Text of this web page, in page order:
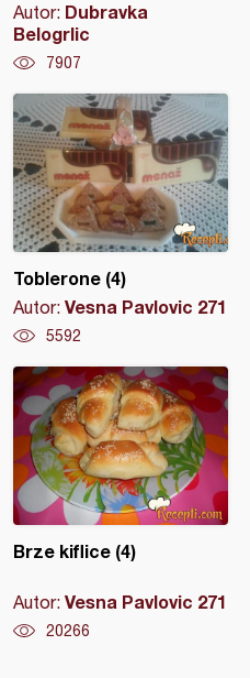
Autor: Dubravka
Belogrlic
7907
Toblerone (4)
Autor: Vesna Pavlovic 271
5592
Brze kiflice (4)
Autor: Vesna Pavlovic 271
20266